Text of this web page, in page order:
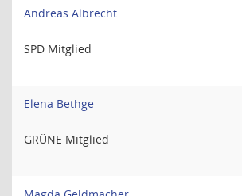
Andreas Albrecht
SPD Mitglied
Elena Bethge
GRÜNE Mitglied